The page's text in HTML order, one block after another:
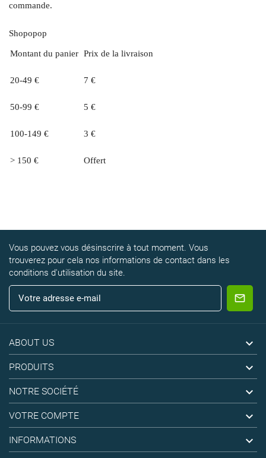
commande.
Shopopop
Montant du panier Prix de la livraison
20-49 € 7 €
50-99 € 5 €
100-149 € 3 €
> 150 € Offert
Vous pouvez vous désinscrire à tout moment. Vous
trouverez pour cela nos informations de contact dans les
conditions d'utilisation du site.
ABOUT US 
PRODUITS 
NOTRE SOCIÉTÉ 
VOTRE COMPTE 
INFORMATIONS 